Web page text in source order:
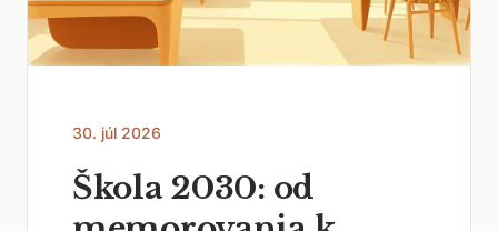
30. júl 2026
Škola 2030: od